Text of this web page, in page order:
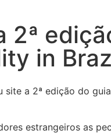
2ª
in
site a 2ª edição do guia
estrangeiros as